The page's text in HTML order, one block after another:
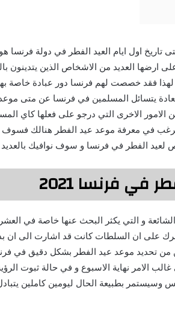
عيد الفطر في فرنسا 2021 , متى تاريخ اول ايام العيد الفطر
ارضها العديد من الاشخاص الذين يتدينون
فقد خصصت لهم فرنسا دور عبادة خاصة
يتسائل المسلمين في فرنسا عن متى
من الامور الاخرى التي درجو على فعلها كاي
في معرفة موعد عيد الفطر هنالك فسوف
الفطر في فرنسا و سوف نوافيك بالعديد
في فرنسا 2021
و التي يكثر البحث عنها خاصة في
على ان السلطات كانت قد اشارت الى ان
من تحديد موعد عيد الفطر بشكل دقيق في
الامر نهاية الاسبوع و في حالة ثبوت
بطبيعة الحال ليومين كاملين يتبادل